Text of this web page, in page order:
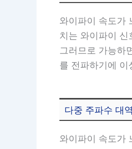
와이파이 속도가
치는 와이파이
그러므로 가능하
를 전파하기에
다중 주파수 대
와이파이 속도가